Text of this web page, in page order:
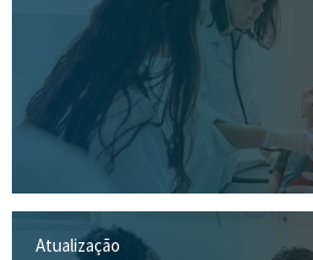
Atualização